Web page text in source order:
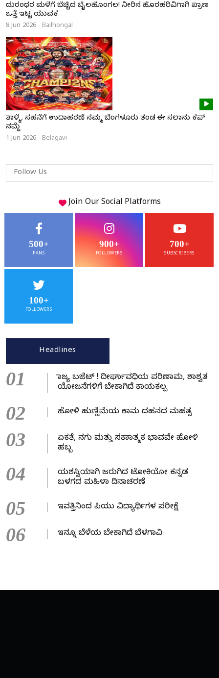
ದುರಂಧರ ಮಳೆಗೆ ಬೆಚ್ಚಿದ ಬೈಲಹೊಂಗಲ! ನೀರಿನ ಹೊರಹರಿವಿಗಾಗಿ ಪ್ರಾಣ
ಒತ್ತೆ ಇಟ್ಟ ಯುವಕ
8 Jun 2026 Bailhongal
ತಾಳ್ಮೆ, ಸಹನೆಗೆ ಉದಾಹರಣೆ ನಮ್ಮ ಬೆಂಗಳೂರು ತಂಡ ಈ ಸಲಾನು ಕಪ್
ನಮ್ದೆ
1 Jun 2026 Belagavi
Follow Us
Join Our Social Platforms
500+
FANS
900+
FOLLOWERS
700+
SUBSCRIBERS
100+
FOLLOWERS
Headlines
01
ರಾಜ್ಯ ಬಜೆಟ್ ! ದೀರ್ಘಾವಧಿಯ ಪರಿಣಾಮ, ಶಾಶ್ವತ
ಯೋಜನೆಗಳಿಗೆ ಬೇಕಾಗಿದೆ ಕಾಯಕಲ್ಪ
02 ಹೋಳಿ ಹುಣ್ಣಿಮೆಯ ಕಾಮ ದಹನದ ಮಹತ್ವ
03
ಏಕತೆ, ನಗು ಮತ್ತು ಸಕಾರಾತ್ಮಕ ಭಾವವೇ ಹೋಳಿ
ಹಬ್ಬ
04
ಯಶಸ್ವಿಯಾಗಿ ಜರುಗಿದ ಟೋಕಿಯೋ ಕನ್ನಡ
ಬಳಗದ ಮಹಿಳಾ ದಿನಾಚರಣೆ
05 ಇವತ್ತಿನಿಂದ ಪಿಯು ವಿದ್ಯಾರ್ಥಿಗಳ ಪರೀಕ್ಷೆ
06 ಇನ್ನೂ ಬೆಳೆಯ ಬೇಕಾಗಿದೆ ಬೆಳಗಾವಿ